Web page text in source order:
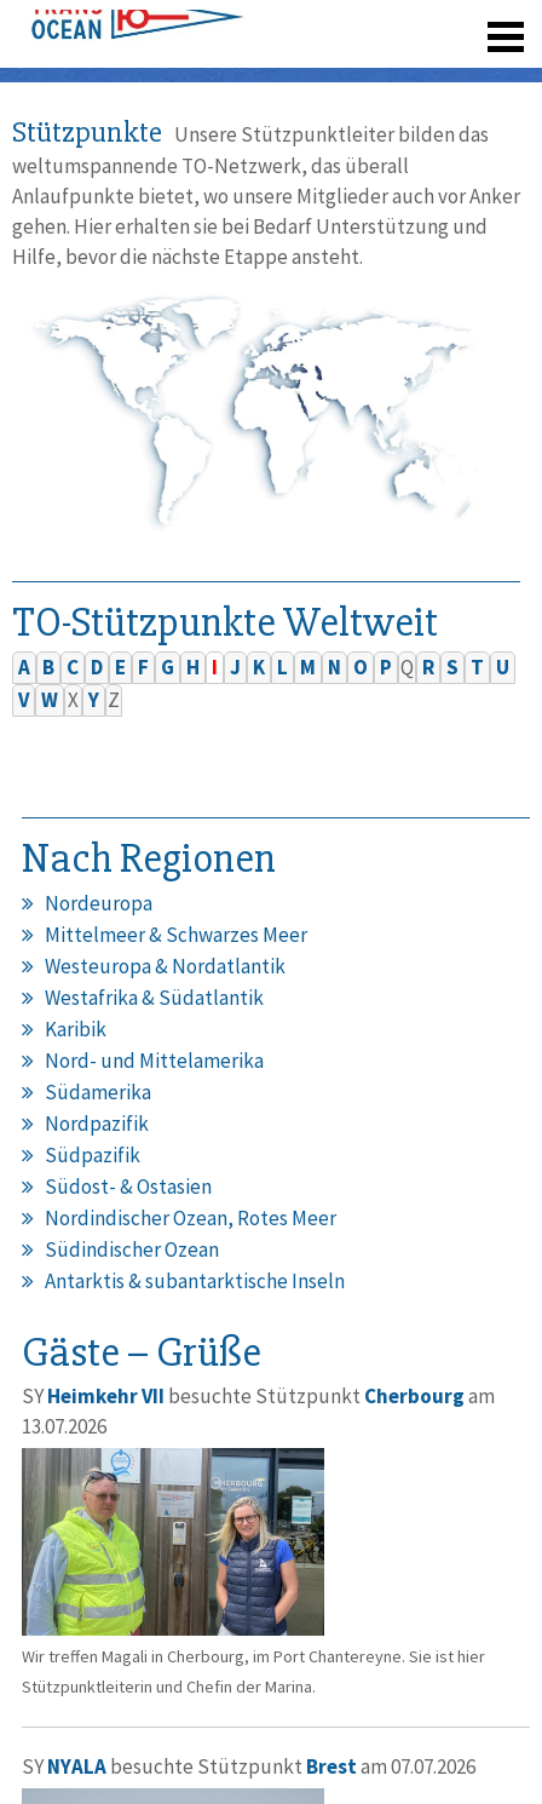
Stützpunkte Unsere Stützpunktleiter bilden das
weltumspannende TO-Netzwerk, das überall
Anlaufpunkte bietet, wo unsere Mitglieder auch vor Anker
gehen. Hier erhalten sie bei Bedarf Unterstützung und
Hilfe, bevor die nächste Etappe ansteht.
TO-Stützpunkte Weltweit
A B C D E F G H I J K L M N O P Q R S T U
V W X Y Z
Nach Regionen
Nordeuropa
Mittelmeer & Schwarzes Meer
Westeuropa & Nordatlantik
Westafrika & Südatlantik
Karibik
Nord- und Mittelamerika
Südamerika
Nordpazifik
Südpazifik
Südost- & Ostasien
Nordindischer Ozean, Rotes Meer
Südindischer Ozean
Antarktis & subantarktische Inseln
Gäste – Grüße
SYHeimkehr VII besuchte Stützpunkt Cherbourgam
13.07.2026
Wir treffen Magali in Cherbourg, im Port Chantereyne. Sie ist hier
Stützpunktleiterin und Chefin der Marina.
SYNYALAbesuchte Stützpunkt Brestam 07.07.2026